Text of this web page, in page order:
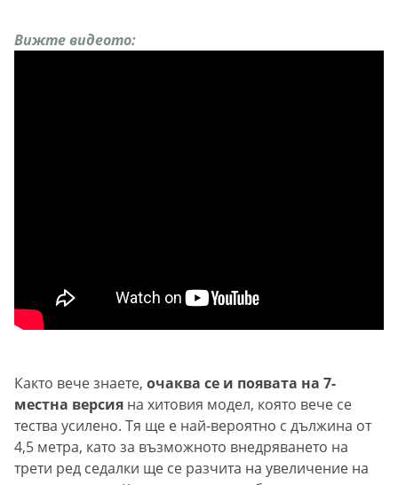
Вижте видеото:
Както вече знаете, очаква се и появата на 7-
местна версия на хитовия модел, която вече се
тества усилено. Тя ще е най-вероятно с дължина от
4,5 метра, като за възможното внедряването на
трети ред седалки ще се разчита на увеличение на